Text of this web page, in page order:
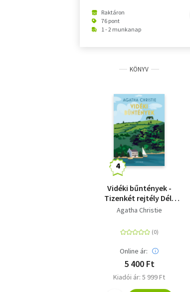
Raktáron
76 pont
1 - 2 munkanap
KÖNYV
Vidéki bűntények -
Tizenkét rejtély Dél-
Angliából
Agatha Christie
Online ár:
5 400 Ft
Kiadói ár: 5 999 Ft